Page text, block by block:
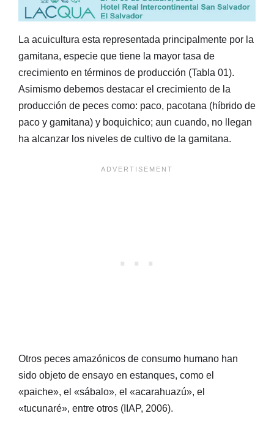
La acuicultura esta representada principalmente por la
gamitana, especie que tiene la mayor tasa de
crecimiento en términos de producción (Tabla 01).
Asimismo debemos destacar el crecimiento de la
producción de peces como: paco, pacotana (híbrido de
paco y gamitana) y boquichico; aun cuando, no llegan
ha alcanzar los niveles de cultivo de la gamitana.
Otros peces amazónicos de consumo humano han
sido objeto de ensayo en estanques, como el
«paiche», el «sábalo», el «acarahuazú», el
«tucunaré», entre otros (IIAP, 2006).